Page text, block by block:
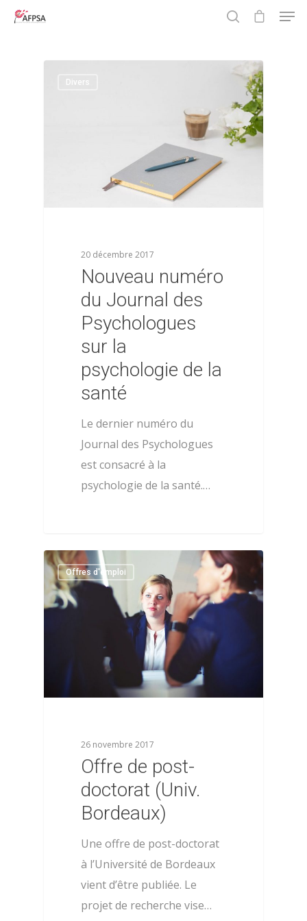
Hit enter to search or ESC to close
Divers
20 décembre 2017
Nouveau numéro
du Journal des
Psychologues
sur la
psychologie de la
santé
Le dernier numéro du
Journal des Psychologues
est consacré à la
psychologie de la santé.…
Offres d'emploi
26 novembre 2017
Offre de post-
doctorat (Univ.
Bordeaux)
Une offre de post-doctorat
à l’Université de Bordeaux
vient d’être publiée. Le
projet de recherche vise…